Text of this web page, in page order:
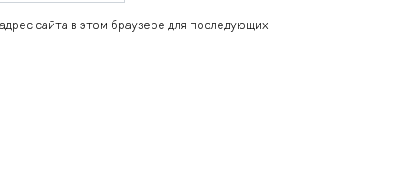
сайта в этом браузере для последующих